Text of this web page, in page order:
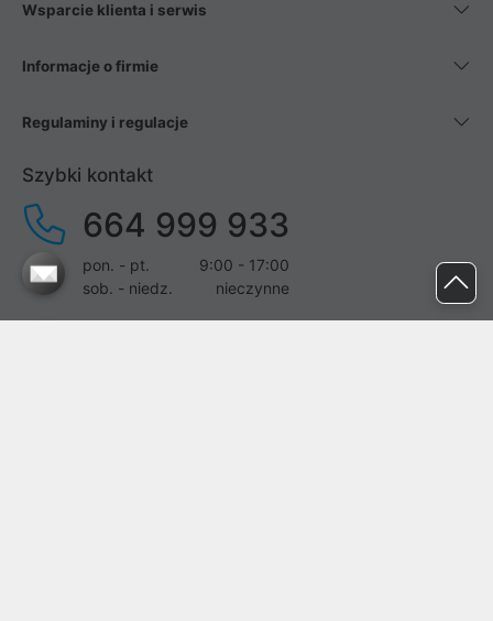
Wsparcie klienta i serwis
Informacje o firmie
Regulaminy i regulacje
Szybki kontakt
664 999 933
pon. - pt.
9:00 - 17:00
sob. - niedz.
nieczynne